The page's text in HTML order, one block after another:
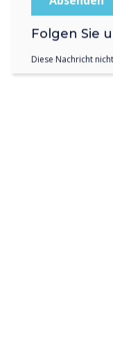
Folgen Sie
Diese Nachricht